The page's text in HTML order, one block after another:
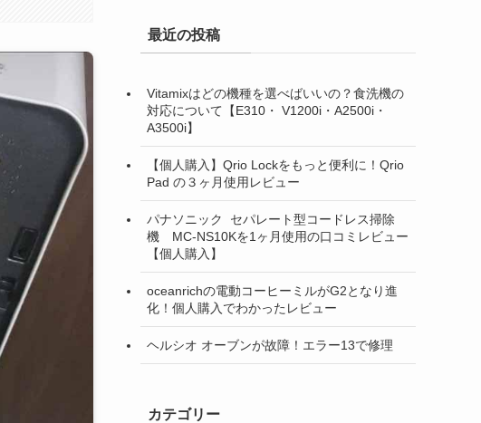
最近の投稿
Vitamixはどの機種を選べばいいの？食洗機の
対応について【E310・ V1200i・A2500i・
A3500i】
【個人購入】Qrio Lockをもっと便利に！Qrio
Pad の３ヶ月使用レビュー
パナソニック セパレート型コードレス掃除
機 MC-NS10Kを1ヶ月使用の口コミレビュー
【個人購入】
oceanrichの電動コーヒーミルがG2となり進
化！個人購入でわかったレビュー
ヘルシオ オーブンが故障！エラー13で修理
カテゴリー